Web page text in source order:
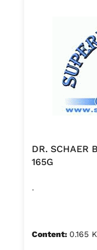
DR. SCHAER
165G
.
Content: 0.165